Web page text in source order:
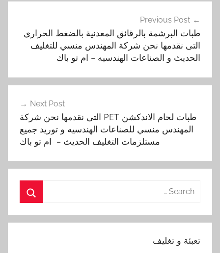
المقالات
Previous Post
طبات البرشمة بالرقائق المعدنية بالضغط الحراري
التى نقدمها نحن شركة المهندس منسي للتغليف
الحديث و الصناعات الهندسيه – ام تو باك
Next Post
طبات لحام الاندكشن PET التى نقدمها نحن شركة
المهندس منسي للصناعات الهندسيه و توريد جميع
مستلزمات التغليف الحديث – ام تو باك
Search
تعبئة و تغليف